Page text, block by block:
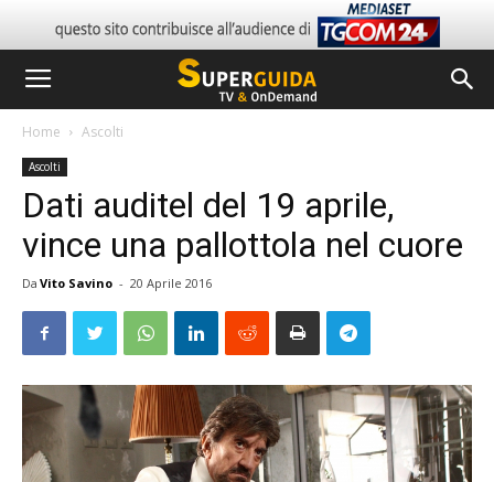
Home Ascolti
Ascolti
Dati auditel del 19 aprile,
vince una pallottola nel cuore
Da Vito Savino - 20 Aprile 2016